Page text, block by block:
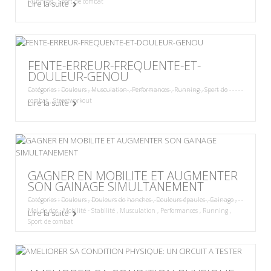
Lire la suite
FENTE-ERREUR-FREQUENTE-ET-
DOULEUR-GENOU
Catégories : Douleurs , Musculation,Performances,Running,Sport de
combat,Streetworkout
Lire la suite
GAGNER EN MOBILITE ET AUGMENTER
SON GAINAGE SIMULTANEMENT
Catégories : Douleurs , Douleurs de hanches,Douleurs épaules,Gainage,
Mal de dos,Mobilité - Stabilité Musculation Performances Running
Sport de combat
Lire la suite